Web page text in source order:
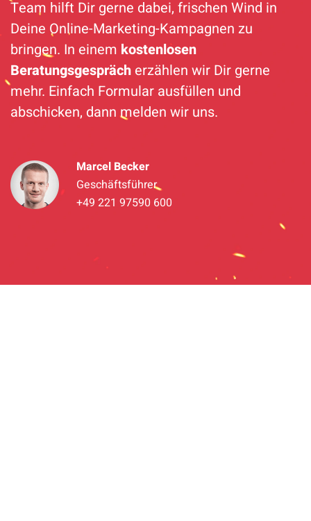
Team hilft Dir gerne dabei, frischen Wind in
Deine Online-Marketing-Kampagnen zu
bringen. In einem kostenlosen
Beratungsgespräch erzählen wir Dir gerne
mehr. Einfach Formular ausfüllen und
abschicken, dann melden wir uns.
Marcel Becker
Geschäftsführer
+49 221 97590 600